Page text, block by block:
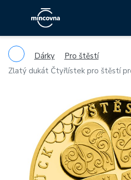
Dárky
Pro štěstí
Zlatý dukát Čtyřlístek pro štěstí